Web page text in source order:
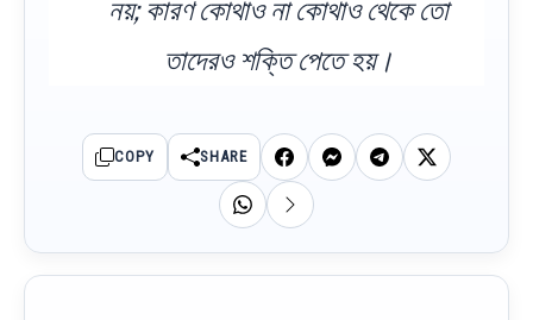
নয়; কারণ কোথাও না কোথাও থেকে তো
তাদেরও শক্তি পেতে হয়।
COPY SHARE